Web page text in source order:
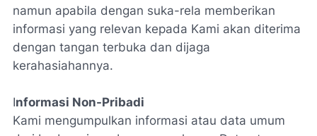
namun apabila dengan suka-rela memberikan
informasi yang relevan kepada Kami akan diterima
dengan tangan terbuka dan dijaga
kerahasiahannya.
Informasi Non-Pribadi
Kami mengumpulkan informasi atau data umum